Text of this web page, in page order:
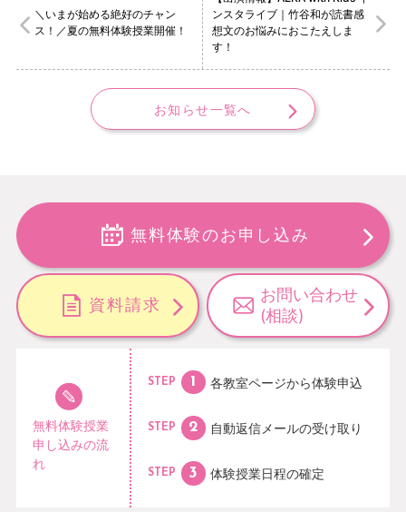
＼いまが始める絶好のチャン
ス！／夏の無料体験授業開催！
ンスタライブ｜竹谷和が読書感
想文のお悩みにおこたえしま
す！
お知らせ一覧へ
無料体験のお申し込み
資料請求
お問い合わせ
(相談)
無料体験授業
申し込みの流
れ
STEP 各教室ページから体験申込
STEP 自動返信メールの受け取り
STEP 体験授業日程の確定